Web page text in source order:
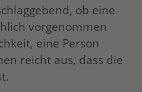
ob eine
vorgenommen
eine Person
reicht aus, dass die